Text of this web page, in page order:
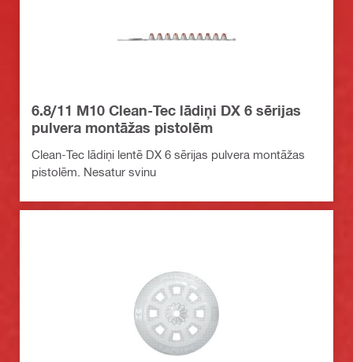
6.8/11 M10 Clean-Tec lādiņi DX 6 sērijas
pulvera montāžas pistolēm
Clean-Tec lādiņi lentē DX 6 sērijas pulvera montāžas
pistolēm. Nesatur svinu